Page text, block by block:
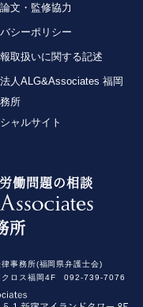
文・監修協力
シーポリシー
取扱いに関する記述
人ALG&Associates 福岡
所
ャルサイト
働問題の相談
所
事務所(福岡県弁護士会)
クロス福岡4F 092-739-7076